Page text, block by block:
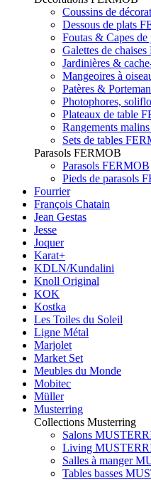
Coussins de
Dessous de plats
Foutas & Capes
Galettes de
Jardinières &
Mangeoires à
Patères &
Photophores,
Plateaux de table
Rangements
Sets de tables
Parasols FERMOB
Parasols FERMOB
Pieds de parasols
Fourrier
François Chatain
Jean Gestas
Jesse
Joquer
Karat+
KDLN/Kundalini
Knoll Original
KOK
Kostka
Les Toiles du Soleil
Ligne Métal
Marjolet
Market Set
Meubles du Monde
Mobitec
Müller
Musterring
Collections Musterring
Salons
Living
Salles à manger
Tables basses